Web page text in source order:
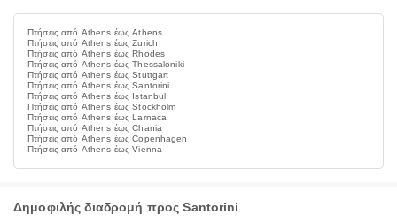
Πτήσεις από Athens έως Athens
Πτήσεις από Athens έως Zurich
Πτήσεις από Athens έως Rhodes
Πτήσεις από Athens έως Thessaloniki
Πτήσεις από Athens έως Stuttgart
Πτήσεις από Athens έως Santorini
Πτήσεις από Athens έως Istanbul
Πτήσεις από Athens έως Stockholm
Πτήσεις από Athens έως Larnaca
Πτήσεις από Athens έως Chania
Πτήσεις από Athens έως Copenhagen
Πτήσεις από Athens έως Vienna
Δημοφιλής διαδρομή προς Santorini